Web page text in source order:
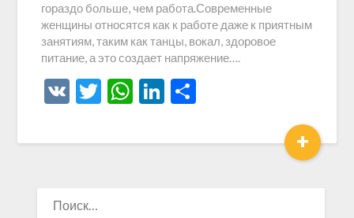
гораздо больше, чем работа.Современные
женщины относятся как к работе даже к приятным
занятиям, таким как танцы, вокал, здоровое
питание, а это создает напряжение….
VK Twitter
WhatsApp
LinkedIn
+